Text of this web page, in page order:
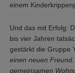
einem
Und das mit Erfolg:
bis vier Jahren
gestärkt die Gruppe
einen neuen
gemeinsamen